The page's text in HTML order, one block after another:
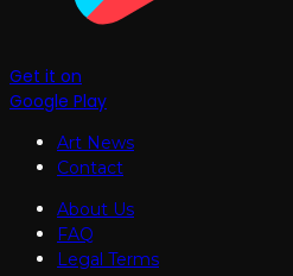
Get it on
Google Play
Art News
Contact
About Us
FAQ
Legal Terms